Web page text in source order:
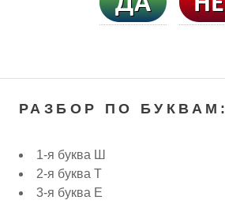
РАЗБОР ПО БУКВАМ:
1-я буква Ш
2-я буква Т
3-я буква Е